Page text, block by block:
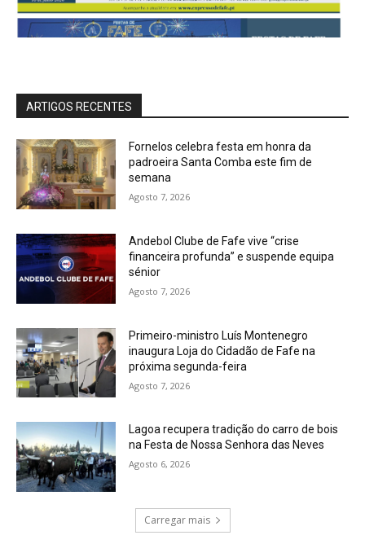
ARTIGOS RECENTES
Fornelos celebra festa em honra da
padroeira Santa Comba este fim de
semana
Agosto 7, 2026
Andebol Clube de Fafe vive “crise
financeira profunda” e suspende equipa
sénior
Agosto 7, 2026
Primeiro-ministro Luís Montenegro
inaugura Loja do Cidadão de Fafe na
próxima segunda-feira
Agosto 7, 2026
Lagoa recupera tradição do carro de bois
na Festa de Nossa Senhora das Neves
Agosto 6, 2026
Carregar mais